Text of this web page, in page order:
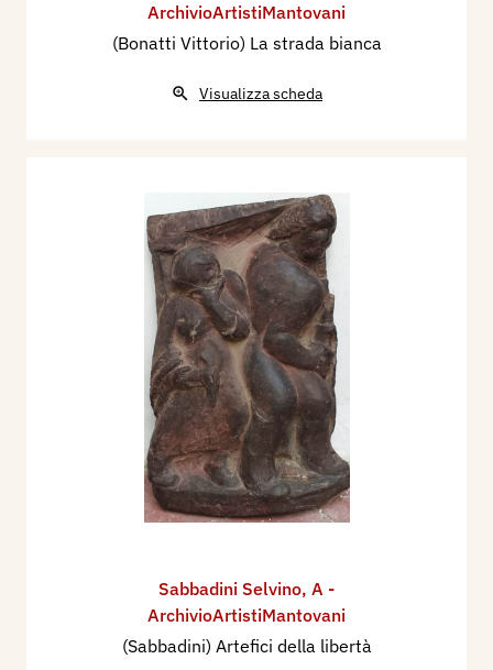
ArchivioArtistiMantovani
(Bonatti Vittorio) La strada bianca
Visualizza scheda
Sabbadini Selvino, A -
ArchivioArtistiMantovani
(Sabbadini) Artefici della libertà